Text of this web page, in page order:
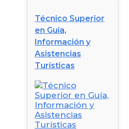
Técnico Superior
en Guía,
Información y
Asistencias
Turísticas